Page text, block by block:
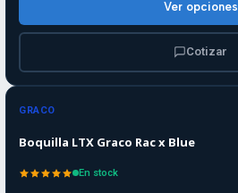
Ver opciones
Cotizar
GRACO
Boquilla LTX Graco Rac x Blue
En stock